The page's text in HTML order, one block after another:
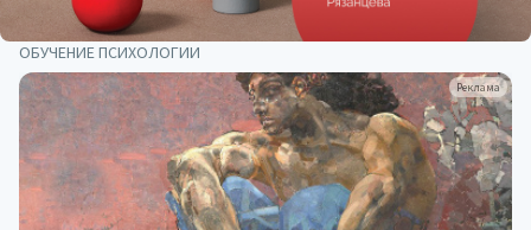
ОБУЧЕНИЕ ПСИХОЛОГИИ
Реклама